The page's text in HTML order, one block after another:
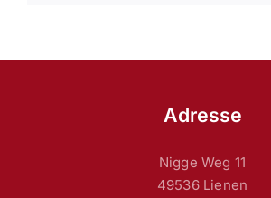
Adresse
Nigge Weg 11
49536 Lienen